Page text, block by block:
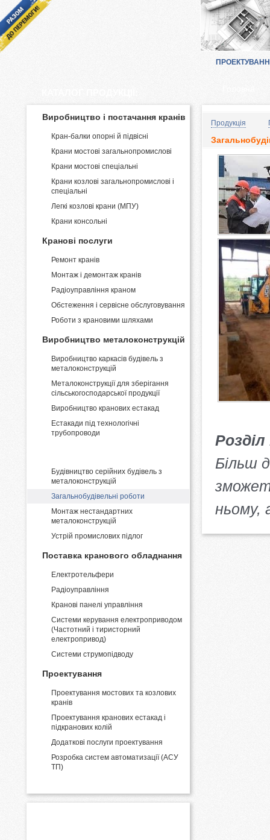
Виробництво і постачання кранів
Кран-балки опорні й підвісні
Крани мостові загальнопромислові
Крани мостові спеціальні
Крани козлові загальнопромислові і
спеціальні
Легкі козлові крани (МПУ)
Крани консольні
Кранові послуги
Ремонт кранів
Монтаж і демонтаж кранів
Pадіоуправління краном
Обстеження і сервісне обслуговування
Роботи з крановими шляхами
Виробництво металоконструкцій
Виробництво каркасів будівель з
металоконструкцій
Металоконструкції для зберігання
сільськогосподарської продукції
Виробництво кранових естакад
Естакади під технологічні
трубопроводи
Будівництво серійних будівель з
металоконструкцій
Загальнобудівельні роботи
Монтаж нестандартних
металоконструкцій
Устрій промислових підлог
Поставка кранового обладнання
Електротельфери
Радіоуправління
Кранові панелі управління
Системи керування електроприводом
(Частотний і тиристорний
електропривод)
Системи струмопідводу
Проектування
Проектування мостових та козлових
кранів
Проектування кранових естакад і
підкранових колій
Додаткові послуги проектування
Розробка систем автоматизації (АСУ
ТП)
Продукція
Більш
ньому,